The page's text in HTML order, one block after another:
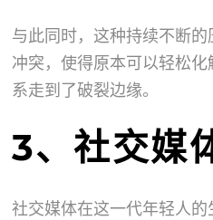
与此同时，这种持续不断
冲突，使得原本可以轻松
系走到了破裂边缘。
3、社交媒
社交媒体在这一代年轻人